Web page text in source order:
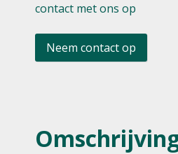
contact met ons op
Neem contact op